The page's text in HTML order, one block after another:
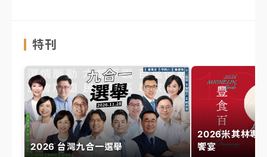
特刊
2026 台灣九合一選舉
2026米其林專
饗宴